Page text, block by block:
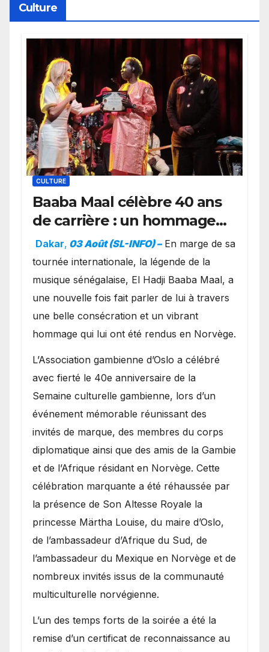
Culture
CULTURE
Baaba Maal célèbre 40 ans
de carrière : un hommage
exceptionnel à Oslo en
présence de la famille
royale.
Dakar, 03 Août (SL-INFO) – ​En marge de sa
tournée internationale, la légende de la
musique sénégalaise, El Hadji Baaba Maal, a
une nouvelle fois fait parler de lui à travers
une belle consécration et un vibrant
hommage qui lui ont été rendus en Norvège.
​L’Association gambienne d’Oslo a célébré
avec fierté le 40e anniversaire de la
Semaine culturelle gambienne, lors d’un
événement mémorable réunissant des
invités de marque, des membres du corps
diplomatique ainsi que des amis de la Gambie
et de l’Afrique résidant en Norvège. Cette
célébration marquante a été réhaussée par
la présence de Son Altesse Royale la
princesse Märtha Louise, du maire d’Oslo,
de l’ambassadeur d’Afrique du Sud, de
l’ambassadeur du Mexique en Norvège et de
nombreux invités issus de la communauté
multiculturelle norvégienne.
​L’un des temps forts de la soirée a été la
remise d’un certificat de reconnaissance au